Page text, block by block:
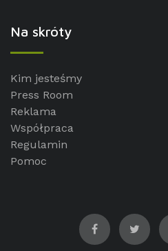
Na skróty
Kim jesteśmy
Press Room
Reklama
Współpraca
Regulamin
Pomoc